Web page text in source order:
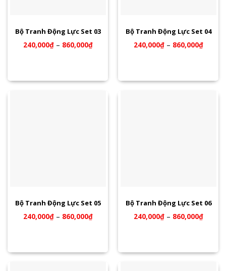
Bộ Tranh Động Lực Set 03
240,000₫– 860,000₫
Bộ Tranh Động Lực Set 04
240,000₫– 860,000₫
Bộ Tranh Động Lực Set 05
240,000₫– 860,000₫
Bộ Tranh Động Lực Set 06
240,000₫– 860,000₫